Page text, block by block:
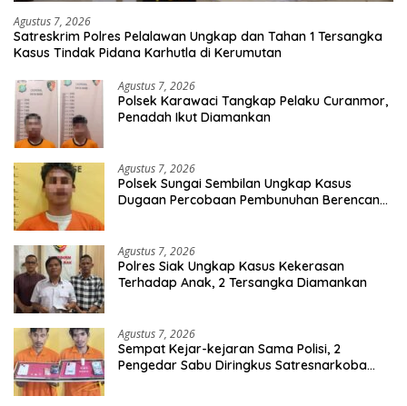
Agustus 7, 2026
Satreskrim Polres Pelalawan Ungkap dan Tahan 1 Tersangka
Kasus Tindak Pidana Karhutla di Kerumutan
Agustus 7, 2026
Polsek Karawaci Tangkap Pelaku Curanmor,
Penadah Ikut Diamankan
Agustus 7, 2026
Polsek Sungai Sembilan Ungkap Kasus
Dugaan Percobaan Pembunuhan Berencana,
Agustus 7, 2026
Polres Siak Ungkap Kasus Kekerasan
Terhadap Anak, 2 Tersangka Diamankan
Agustus 7, 2026
Sempat Kejar-kejaran Sama Polisi, 2
Pengedar Sabu Diringkus Satresnarkoba